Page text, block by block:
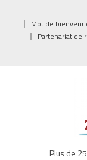
Mot de
Partenariat de
Plus de